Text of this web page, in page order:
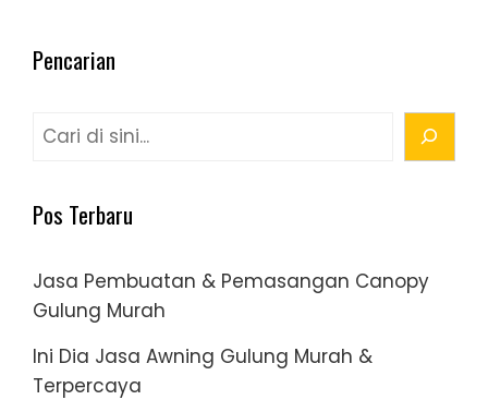
Pencarian
Cari
Pos Terbaru
Jasa Pembuatan & Pemasangan Canopy
Gulung Murah
Ini Dia Jasa Awning Gulung Murah &
Terpercaya